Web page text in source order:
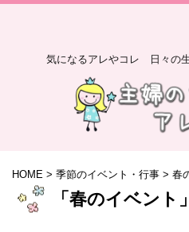
気になるアレやコレ 日々の
HOME > 季節のイベント・行事 > 春
「春のイベント